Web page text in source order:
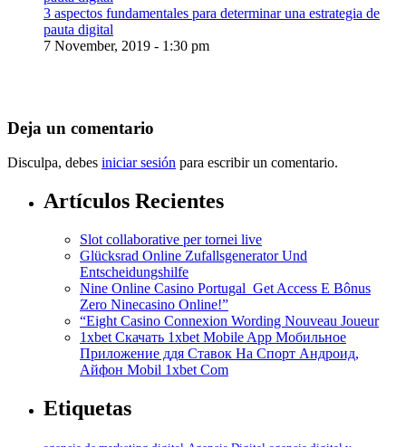
3 aspectos fundamentales para determinar una estrategia de
pauta digital
7 November, 2019 - 1:30 pm
Deja un comentario
Disculpa, debes iniciar sesión para escribir un comentario.
Artículos Recientes
Slot collaborative per tornei live
Glücksrad Online Zufallsgenerator Und
Entscheidungshilfe
Nine Online Casino Portugal ️ Get Access E Bônus
Zero Ninecasino Online!”
“Eight Casino Connexion Wording Nouveau Joueur
1xbet Скачать 1xbet Mobile App Мобильное
Приложение ддя Ставок На Спорт Андроид,
Айфон Mobil 1xbet Com
Etiquetas